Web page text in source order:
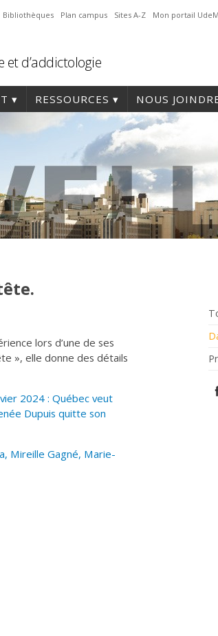
Bibliothèques Plan campus Sites A-Z Mon portail UdeM
d’addictologie
RESSOURCES NOUS
lors d’une de ses
», elle donne des détails
2024 : Québec veut
Dupuis quitte son
Mireille Gagné, Marie-